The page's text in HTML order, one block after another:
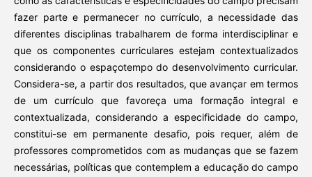
fazer parte e permanecer no currículo, a necessidade das
diferentes disciplinas trabalharem de forma interdisciplinar e
que os componentes curriculares estejam contextualizados
considerando o espaçotempo do desenvolvimento curricular.
Considera-se, a partir dos resultados, que avançar em termos
de um currículo que favoreça uma formação integral e
contextualizada, considerando a especificidade do campo,
constitui-se em permanente desafio, pois requer, além de
professores comprometidos com as mudanças que se fazem
necessárias, políticas que contemplem a educação do campo